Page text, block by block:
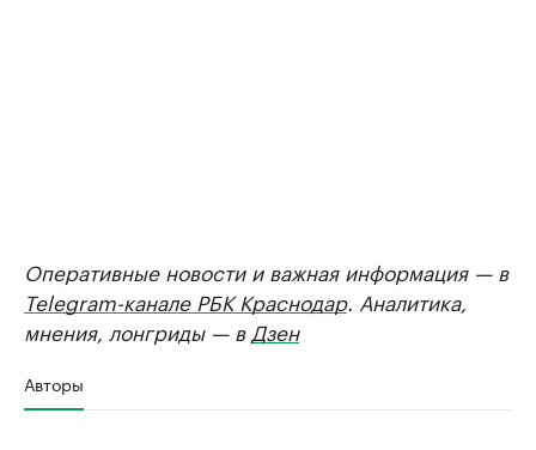
Оперативные новости и важная информация — в
Telegram-канале РБК Краснодар. Аналитика,
мнения, лонгриды — в Дзен
Авторы